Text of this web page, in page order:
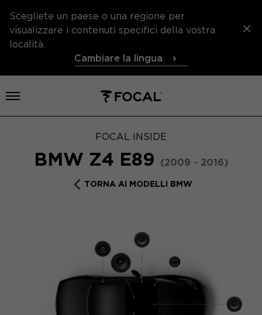
Scegliete un paese o una regione per
visualizzare i contenuti specifici della vostra
località.
Cambiare la lingua
Aprire il menu
FOCAL INSIDE
BMW Z4 E89 (2009 - 2016)
TORNA AI MODELLI BMW